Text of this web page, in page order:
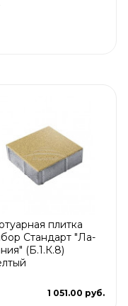
плитка
Стандарт "Ла-
(Б.1.К.8)
1 051.00 руб.